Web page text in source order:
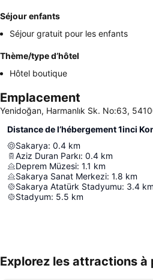
Séjour enfants
Séjour gratuit pour les enfants
Thème/type d’hôtel
Hôtel boutique
Emplacement
Yenidoğan, Harmanlık Sk. No:63,
Distance de l’hébergement 1inci
Sakarya: 0.4 km
Aziz Duran Parkı: 0.4 km
Deprem Müzesi: 1.1 km
Sakarya Sanat Merkezi: 1.8 km
Sakarya Atatürk Stadyumu: 3.4 km
Stadyum: 5.5 km
Explorez les attractions à